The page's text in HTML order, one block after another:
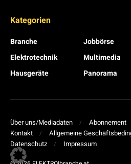
Kategorien
Branche
Elektrotechnik
Hausgeräte
Jobbörse
Multimedia
Panorama
Über uns/Mediadaten Abonnement
Kontakt
Allgemeine
Datenschutz
Impressum